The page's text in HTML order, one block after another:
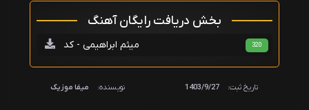
بخش دریافت رایگان آهنگ
میثم ابراهیمی - کد 320
تاریخ ثبت: 1403/9/27 نویسنده: میفا موزیک